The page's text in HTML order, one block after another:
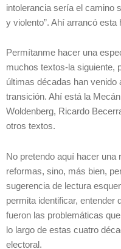
intolerancia sería el camino
y violento”. Ahí arrancó esta
Permítanme hacer una
muchos textos-la siguiente,
últimas décadas han venido
transición. Ahí está la
Woldenberg, Ricardo
otros textos.
No pretendo aquí hacer
reformas, sino, más bien,
sugerencia de lectura
permita identificar, entender
fueron las problemáticas
lo largo de estas cuatro
electoral.